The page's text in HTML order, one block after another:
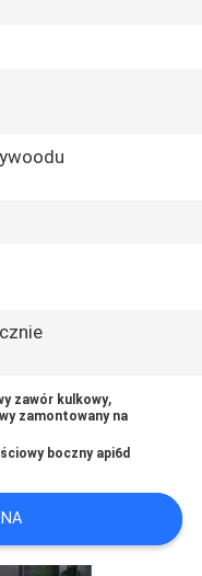
zawór kulkowy,
zamontowany na
boczny api6d